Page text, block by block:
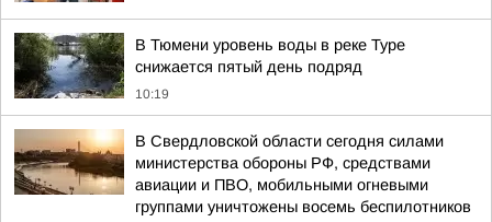
В Тюмени уровень воды в реке Туре
снижается пятый день подряд
10:19
В Свердловской области сегодня силами
министерства обороны РФ, средствами
авиации и ПВО, мобильными огневыми
группами уничтожены восемь беспилотников